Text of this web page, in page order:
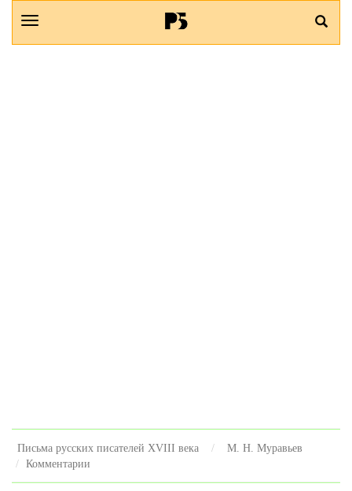
Письма русских писателей XVIII века
М. Н. Муравьев
Комментарии